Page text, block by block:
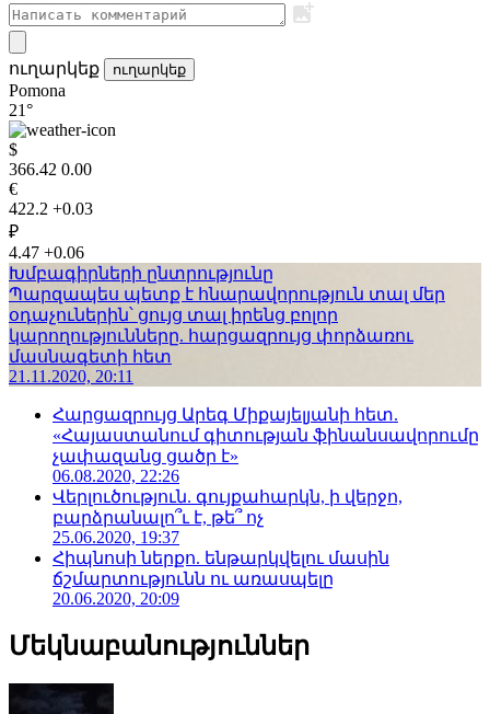
ուղարկեք ուղարկեք
Pomona
21°
$
366.42 0.00
€
422.2 +0.03
₽
4.47 +0.06
Խմբագիրների ընտրությունը
Պարզապես պետք է հնարավորություն տալ մեր
օդաչուներին՝ ցույց տալ իրենց բոլոր
կարողությունները. հարցազրույց փորձառու
մասնագետի հետ
21.11.2020, 20:11
Հարցազրույց Արեգ Միքայելյանի հետ.
«Հայաստանում գիտության ֆինանսավորումը
չափազանց ցածր է»
06.08.2020, 22:26
Վերլուծություն. գույքահարկն, ի վերջո,
բարձրանալո՞ւ է, թե՞ ոչ
25.06.2020, 19:37
Հիպնոսի ներքո. ենթարկվելու մասին
ճշմարտությունն ու առասպելը
20.06.2020, 20:09
Մեկնաբանություններ